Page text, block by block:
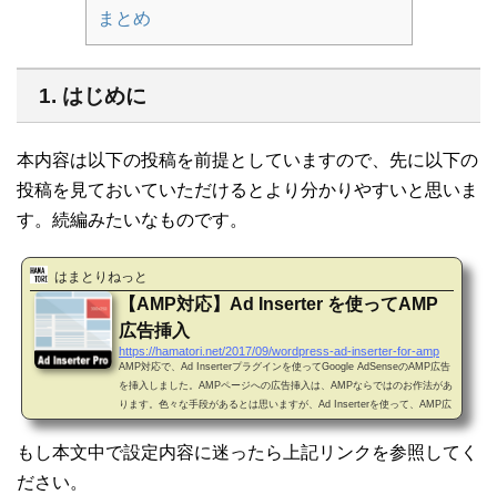
まとめ
1. はじめに
本内容は以下の投稿を前提としていますので、先に以下の
投稿を見ておいていただけるとより分かりやすいと思いま
す。続編みたいなものです。
はまとりねっと
【AMP対応】Ad Inserter を使ってAMP
広告挿入
https://hamatori.net/2017/09/wordpress-ad-inserter-for-amp
AMP対応で、Ad Inserterプラグインを使ってGoogle AdSenseのAMP広告
を挿入しました。AMPページへの広告挿入は、AMPならではのお作法があ
ります。色々な手段があるとは思いますが、Ad Inserterを使って、AMP広
告の挿入に成功しましたので、一例としてご紹介します。本稿は、AMP広
告を挿入するというところだけを記載し、Ad Inserter自体についての紹介
は最小の内容としています。0. AMPとは？AMPは”Accelerated Mobile Pa
もし本文中で設定内容に迷ったら上記リンクを参照してく
ださい。